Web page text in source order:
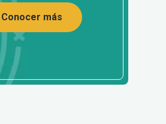
Conocer más